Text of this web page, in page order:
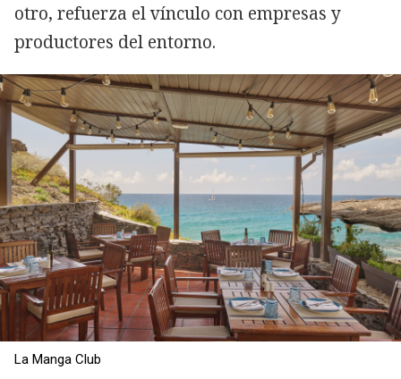
otro, refuerza el vínculo con empresas y
productores del entorno.
La Manga Club